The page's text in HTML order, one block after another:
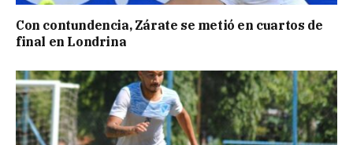
Con contundencia, Zárate se metió en cuartos de
final en Londrina